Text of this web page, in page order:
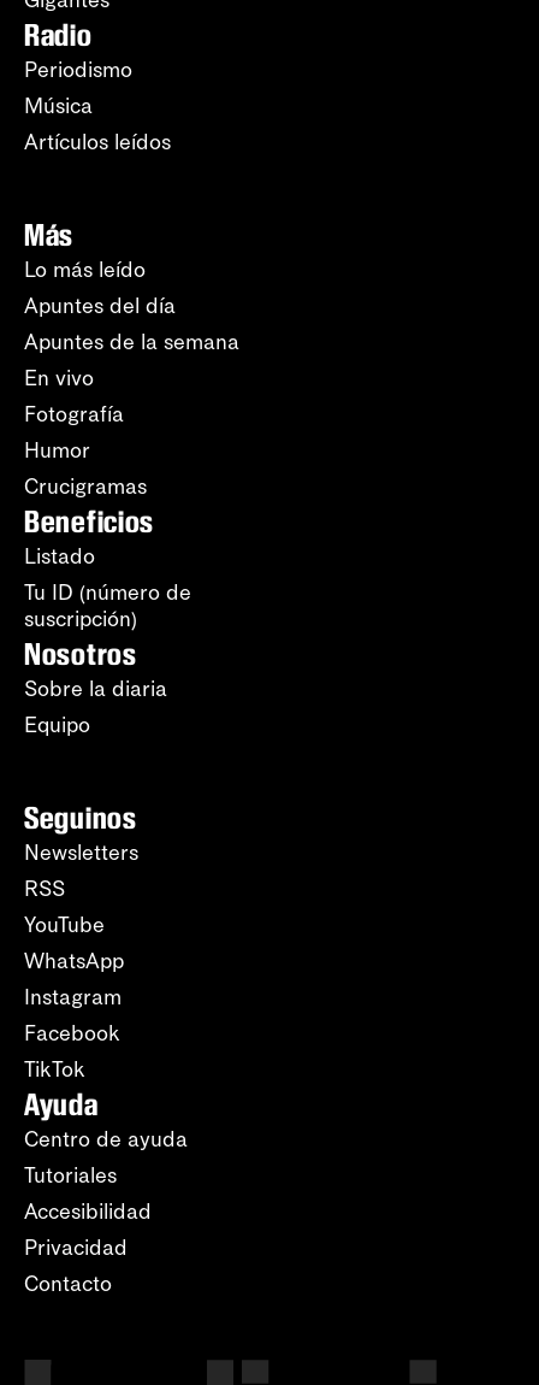
Radio
Periodismo
Música
Artículos leídos
Más
Lo más leído
Apuntes del día
Apuntes de la semana
En vivo
Fotografía
Humor
Crucigramas
Beneficios
Listado
Tu ID (número de
suscripción)
Nosotros
Sobre la diaria
Equipo
Seguinos
Newsletters
RSS
YouTube
WhatsApp
Instagram
Facebook
TikTok
Ayuda
Centro de ayuda
Tutoriales
Accesibilidad
Privacidad
Contacto